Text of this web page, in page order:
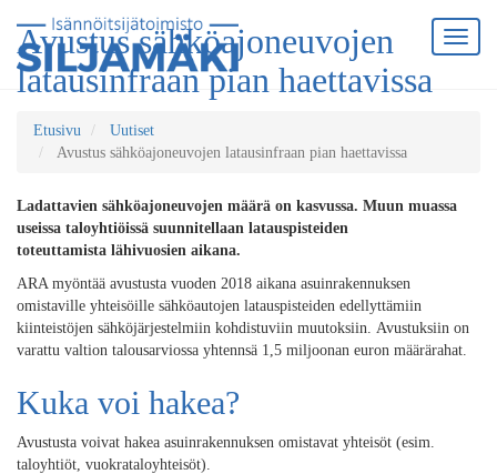
Avustus sähköajoneuvojen
latausinfraan pian haettavissa
Etusivu
Uutiset
Avustus sähköajoneuvojen latausinfraan pian haettavissa
Ladattavien sähköajoneuvojen määrä on kasvussa. Muun muassa
useissa taloyhtiöissä suunnitellaan latauspisteiden
toteuttamista lähivuosien aikana.
ARA myöntää avustusta vuoden 2018 aikana asuinrakennuksen
omistaville yhteisöille sähköautojen latauspisteiden edellyttämiin
kiinteistöjen sähköjärjestelmiin kohdistuviin muutoksiin. Avustuksiin on
varattu valtion talousarviossa yhtennsä 1,5 miljoonan euron määrärahat.
Kuka voi hakea?
Avustusta voivat hakea asuinrakennuksen omistavat yhteisöt (esim.
taloyhtiöt, vuokrataloyhteisöt).